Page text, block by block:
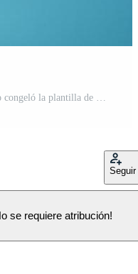
Seguir
se requiere atribución!